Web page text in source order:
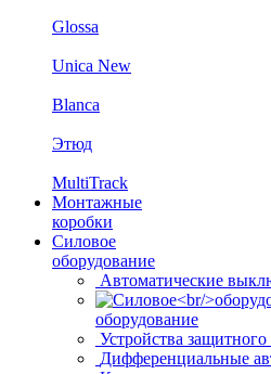
Glossa
Unica New
Blanca
Этюд
MultiTrack
Монтажные
коробки
Силовое
оборудование
Автоматические
оборудование
Устройства
Дифференциальные